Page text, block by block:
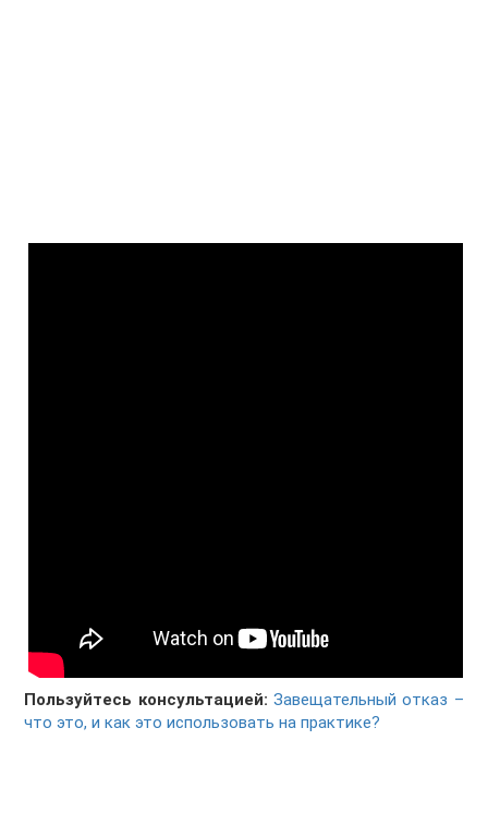
Пользуйтесь консультацией: Завещательный отказ –
что это, и как это использовать на практике?